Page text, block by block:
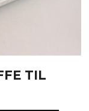
TIL